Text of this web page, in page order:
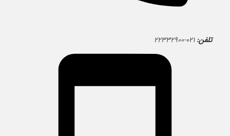
تلفن: ۰۲۱-۲۲۳۳۲۹۰۰